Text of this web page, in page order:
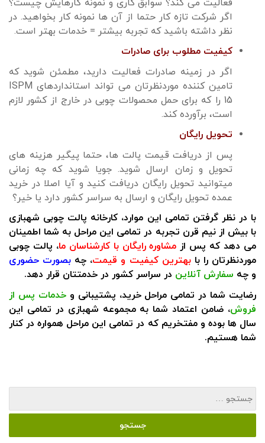
فعالیت می کند؟ سوابق کاری و نمونه کارهایش چیست؟
اگر شرکت تازه کار حتما از آن ها نمونه کار بخواهید. در
نظر داشته باشید که تجربه بیشتر = خدمات بهتر است.
کیفیت مطلوب برای صادرات
اگر در زمینه صادرات فعالیت دارید، مطمئن شوید که
تامین کننده موردنظرتان می تواند استانداردهای ISPM
15 را که برای حمل محصولات چوبی در خارج از کشور لازم
است، برآورده کند.
تحویل رایگان
پس از دریافت قیمت پالت ها، حتما پیگیر هزینه های
تحویل و زمان ارسال شوید. جویا شوید که چه زمانی
میتوانید تحویل رایگان دریافت کنید و آیا اصلا در خرید
عمده تحویل رایگان و ارسال به سراسر کشور دارد یا خیر؟
با در نظر گرفتن تمامی این موارد، کارخانه پالت چوبی شهبازی
با بیش از نیم قرن تجربه در تمامی این مراحل به شما اطمینان
می دهد که پس از مشاوره رایگان با کارشناسان ما، پالت چوبی
موردنظرتان را بابهترین کیفیت و قیمت، چه بصورت حضوری
و چه سفارش آنلاین در سراسر کشور در خدمتتان قرار دهد.
رضایت شما در تمامی مراحل خرید، پشتیبانی وخدمات پس از
فروش، ضامن اعتماد شما به مجموعه شهبازی در تمامی این
سال ها بوده و مفتخریم که در تمامی این مراحل همواره در کنار
شما هستیم.